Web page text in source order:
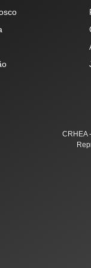
CRHEA